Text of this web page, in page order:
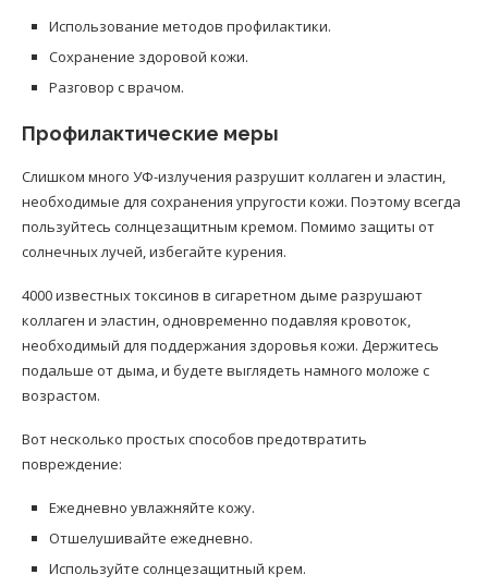
Использование методов профилактики.
Сохранение здоровой кожи.
Разговор с врачом.
Профилактические меры
Слишком много УФ-излучения разрушит коллаген и эластин,
необходимые для сохранения упругости кожи. Поэтому всегда
пользуйтесь солнцезащитным кремом. Помимо защиты от
солнечных лучей, избегайте курения.
4000 известных токсинов в сигаретном дыме разрушают
коллаген и эластин, одновременно подавляя кровоток,
необходимый для поддержания здоровья кожи. Держитесь
подальше от дыма, и будете выглядеть намного моложе с
возрастом.
Вот несколько простых способов предотвратить
повреждение:
Ежедневно увлажняйте кожу.
Отшелушивайте ежедневно.
Используйте солнцезащитный крем.